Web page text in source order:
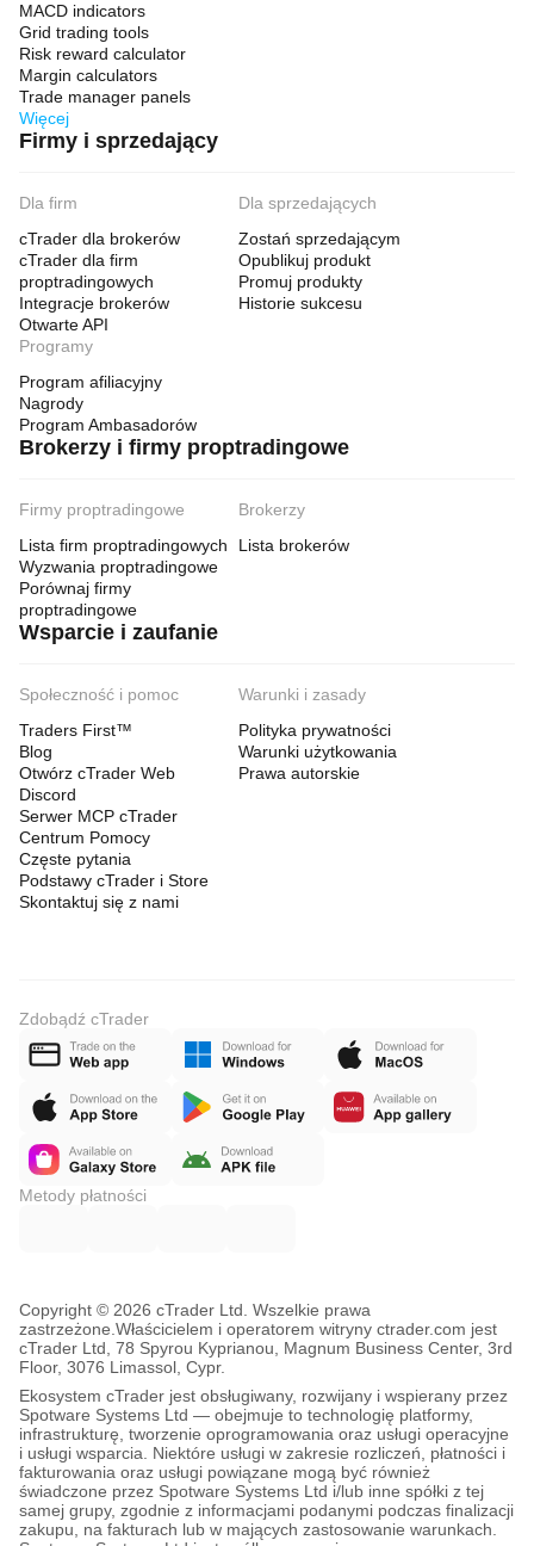
MACD indicators
Grid trading tools
Risk reward calculator
Margin calculators
Trade manager panels
Więcej
Firmy i sprzedający
Dla firm
cTrader dla brokerów
cTrader dla firm
proptradingowych
Integracje brokerów
Otwarte API
Dla sprzedających
Zostań sprzedającym
Opublikuj produkt
Promuj produkty
Historie sukcesu
Programy
Program afiliacyjny
Nagrody
Program Ambasadorów
Brokerzy i firmy proptradingowe
Firmy proptradingowe
Lista firm proptradingowych
Wyzwania proptradingowe
Porównaj firmy
proptradingowe
Brokerzy
Lista brokerów
Wsparcie i zaufanie
Społeczność i pomoc
Traders First™
Blog
Otwórz cTrader Web
Discord
Serwer MCP cTrader
Centrum Pomocy
Częste pytania
Podstawy cTrader i Store
Skontaktuj się z nami
Warunki i zasady
Polityka prywatności
Warunki użytkowania
Prawa autorskie
Zdobądź cTrader
Metody płatności
Copyright © 2026 cTrader Ltd. Wszelkie prawa
zastrzeżone. Właścicielem i operatorem witryny ctrader.com jest
cTrader Ltd, 78 Spyrou Kyprianou, Magnum Business Center, 3rd
Floor, 3076 Limassol, Cypr.
Ekosystem cTrader jest obsługiwany, rozwijany i wspierany przez
Spotware Systems Ltd — obejmuje to technologię platformy,
infrastrukturę, tworzenie oprogramowania oraz usługi operacyjne
i usługi wsparcia. Niektóre usługi w zakresie rozliczeń, płatności i
fakturowania oraz usługi powiązane mogą być również
świadczone przez Spotware Systems Ltd i/lub inne spółki z tej
samej grupy, zgodnie z informacjami podanymi podczas finalizacji
zakupu, na fakturach lub w mających zastosowanie warunkach.